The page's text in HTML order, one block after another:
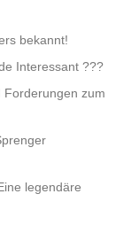
bekannt!
Interessant ???
Forderungen zum
legendäre